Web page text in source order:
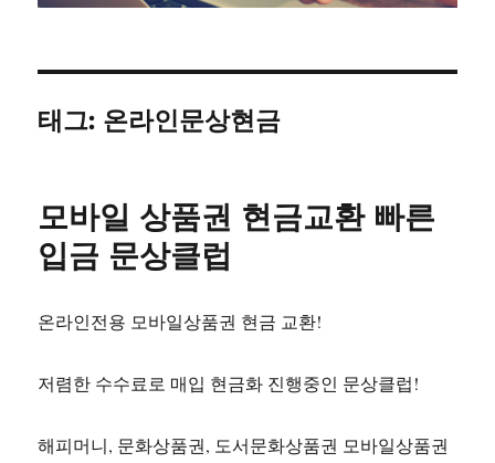
태그: 온라인문상현금
모바일 상품권 현금교환 빠른
입금 문상클럽
온라인전용 모바일상품권 현금 교환!
저렴한 수수료로 매입 현금화 진행중인 문상클럽!
해피머니, 문화상품권, 도서문화상품권 모바일상품권